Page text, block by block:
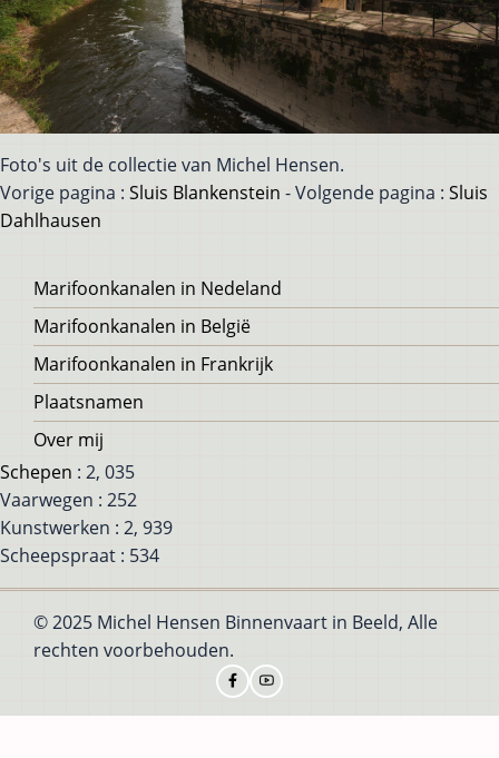
Foto's uit de collectie van Michel Hensen.
Vorige pagina : Sluis Blankenstein - Volgende pagina : Sluis
Dahlhausen
Voet
Marifoonkanalen in Nedeland
Marifoonkanalen in België
Marifoonkanalen in Frankrijk
Plaatsnamen
Over mij
Schepen : 2, 035
Vaarwegen : 252
Kunstwerken : 2, 939
Scheepspraat : 534
© 2025 Michel Hensen Binnenvaart in Beeld, Alle
rechten voorbehouden.